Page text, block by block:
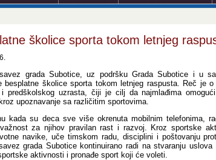
školice sporta tokom letnjeg
grada Subotice, uz podršku Grada Subotice i u
besplatne školice sporta tokom letnjeg raspusta. Reč je
predškolskog uzrasta, čiji je cilj da najmlađima
upoznavanje sa različitim sportovima.
kada su deca sve više okrenuta mobilnim telefonima,
za njihov pravilan rast i razvoj. Kroz sportske
navike, uče timskom radu, disciplini i poštovanju
grada Subotice kontinuirano radi na stvaranju
aktivnosti i pronađe sport koji će voleti.